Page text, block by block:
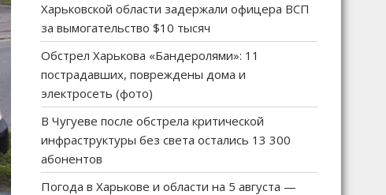
Харьковской области задержали офицера ВСП
за вымогательство $10 тысяч
Обстрел Харькова «Бандеролями»: 11
пострадавших, повреждены дома и
электросеть (фото)
В Чугуеве после обстрела критической
инфраструктуры без света остались 13 300
абонентов
Погода в Харькове и области на 5 августа —